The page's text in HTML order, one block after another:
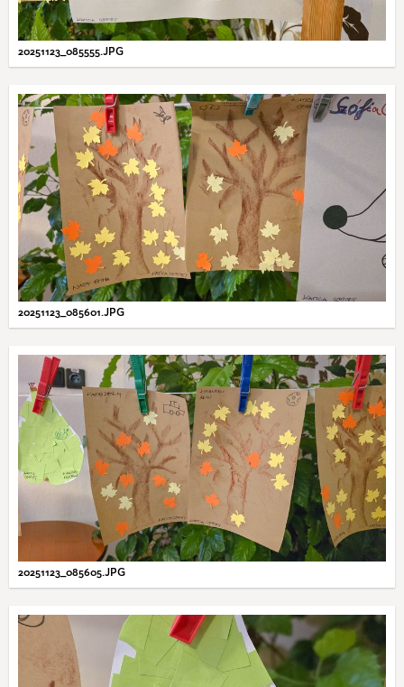
20251123_085555.JPG
20251123_085601.JPG
20251123_085605.JPG